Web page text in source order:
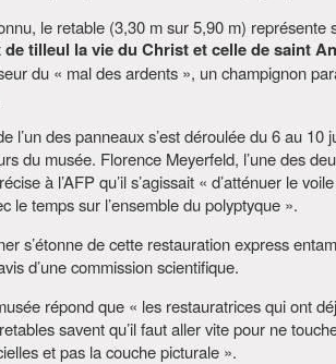
le retable (3,30 m sur 5,90 m) représente
de tilleul la vie du Christ et celle de saint
du « mal des ardents », un champignon
l’un des panneaux s’est déroulée du 6 au 10
du musée. Florence Meyerfeld, l’une des
à l’AFP qu’il s’agissait « d’atténuer le
le temps sur l’ensemble du polyptyque ».
s’étonne de cette restauration express
d’une commission scientifique.
répond que « les restauratrices qui ont
savent qu’il faut aller vite pour ne
et pas la couche picturale ».